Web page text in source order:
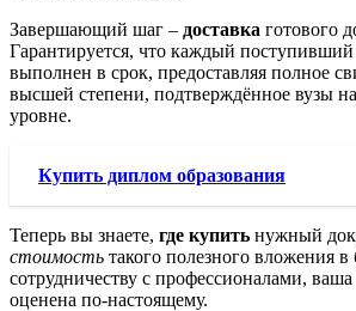
Завершающий шаг – доставка готового
Гарантируется, что каждый поступивший
выполнен в срок, предоставляя полное
высшей степени, подтверждённое вузы
уровне.
Купить диплом образования
Теперь вы знаете, где купить нужный
стоимость такого полезного вложения в
сотрудничеству с профессионалами, ваша
оценена по-настоящему.